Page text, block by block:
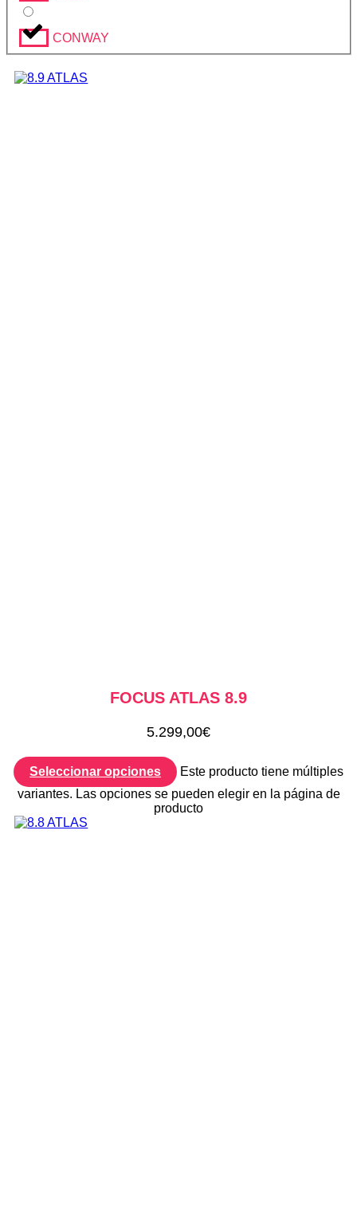
CONWAY
FOCUS ATLAS 8.9
5.299,00€
Seleccionar opciones
Este producto tiene múltiples
variantes. Las opciones se pueden elegir en la página de
producto